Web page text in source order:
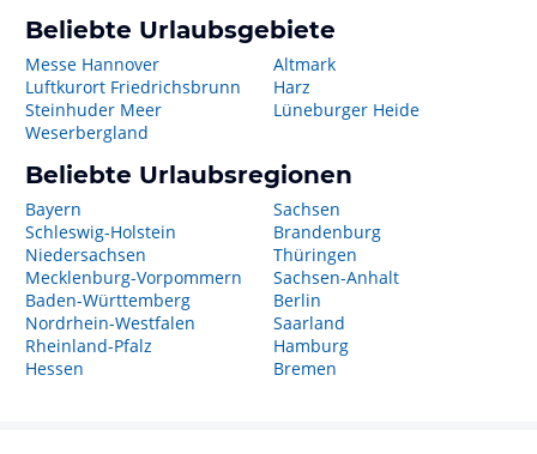
Beliebte Urlaubsgebiete
Messe Hannover
Luftkurort Friedrichsbrunn
Steinhuder Meer
Weserbergland
Altmark
Harz
Lüneburger Heide
Beliebte Urlaubsregionen
Bayern
Schleswig-Holstein
Niedersachsen
Mecklenburg-Vorpommern
Baden-Württemberg
Nordrhein-Westfalen
Rheinland-Pfalz
Hessen
Sachsen
Brandenburg
Thüringen
Sachsen-Anhalt
Berlin
Saarland
Hamburg
Bremen